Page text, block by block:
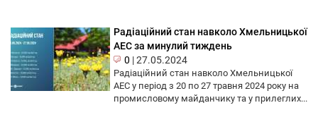
Радіаційний стан навколо Хмельницької
АЕС за минулий тиждень
0 |27.05.2024
Радіаційний стан навколо Хмельницької
АЕС у період з 20 по 27 травня 2024 року на
промисловому майданчику та у прилеглих...